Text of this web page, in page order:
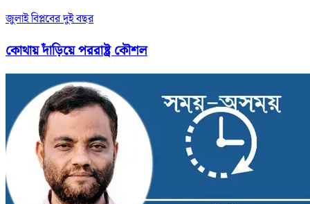
জুলাই বিপ্লবের দুই বছর
কোথায় দাঁড়িয়ে পররাষ্ট্র কৌশল